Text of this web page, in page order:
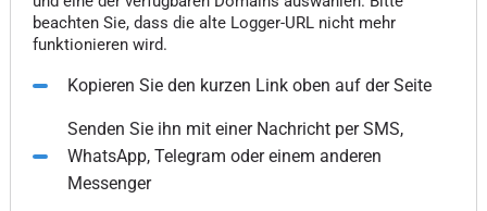
beachten Sie, dass die alte Logger-URL nicht mehr
funktionieren wird.
Kopieren Sie den kurzen Link oben auf der Seite
Senden Sie ihn mit einer Nachricht per SMS,
WhatsApp, Telegram oder einem anderen
Messenger